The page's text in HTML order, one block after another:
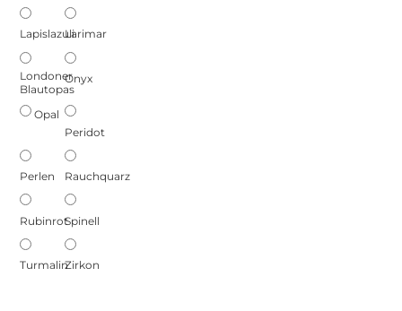
LapislazuliLarimar
Londoner
Blautopas
Onyx
Opal
Peridot
Perlen Rauchquarz
RubinrotSpinell
TurmalinZirkon